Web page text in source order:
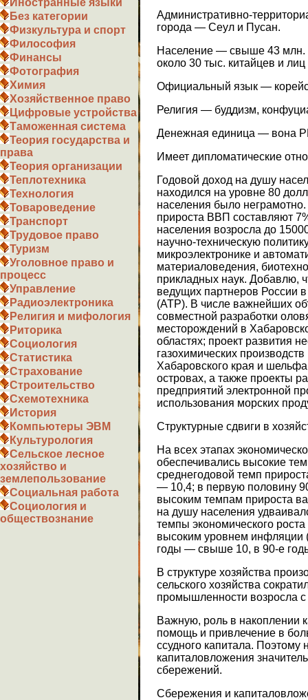
Иностранные языки
Без категории
Физкультура и спорт
Философия
Финансы
Фотография
Химия
Хозяйственное право
Цифровые устройства
Таможенная система
Теория государства и
права
Теория организации
Теплотехника
Технология
Товароведение
Транспорт
Трудовое право
Туризм
Уголовное право и
процесс
Управление
Радиоэлектроника
Религия и мифология
Риторика
Социология
Статистика
Страхование
Строительство
Схемотехника
История
Компьютеры ЭВМ
Культурология
Сельское лесное
хозяйство и
землепользование
Социальная работа
Социология и
обществознание
Административно-
города — Сеул и Пусан.
Население — свыше 43 млн.
около 30 тыс. китайцев и
Официальный язык —
Религия — буддизм,
Денежная единица — вона
Имеет дипломатические
Годовой доход на душу
находился на уровне 80
населения было
прироста ВВП составляют
населения возросла до
научно-техническую
микроэлектронике и
материаловедения,
прикладных наук. Добавлю,
ведущих партнеров России
(АТР). В числе важнейших
совместной разработки
месторождений в
областях; проект развития
газохимических
Хабаровского края и
островах, а также проекты
предприятий электронной
использования морских
Структурные сдвиги в
На всех этапах
обеспечивались высокие
среднегодовой темп
— 10,4; в первую половину
высоким темпам прироста
на душу населения
темпы экономического
высоким уровнем инфляции
годы — свыше 10, в 90-е
В структуре хозяйства
сельского хозяйства
промышленности возросла
Важную, роль в накоплении
помощь и привлечение в
ссудного капитала. Поэтому
капиталовложения
сбережений.
Сбережения и